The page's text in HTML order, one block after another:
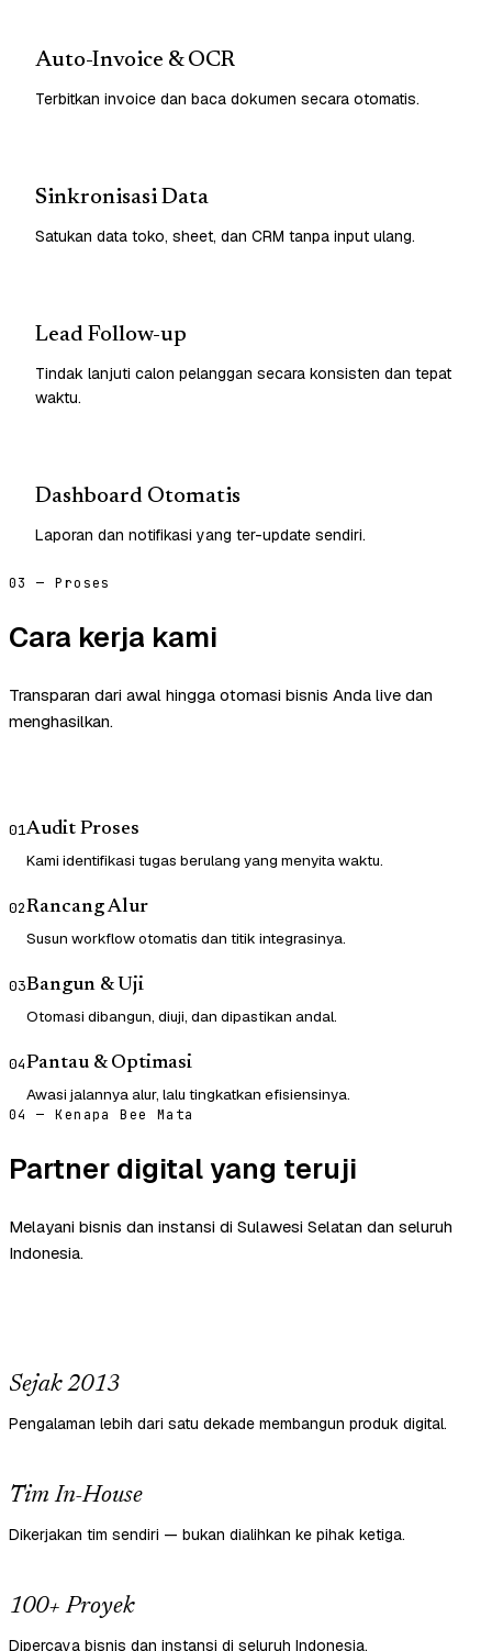
Auto-Invoice & OCR
Terbitkan invoice dan baca dokumen secara otomatis.
Sinkronisasi Data
Satukan data toko, sheet, dan CRM tanpa input ulang.
Lead Follow-up
Tindak lanjuti calon pelanggan secara konsisten dan tepat
waktu.
Dashboard Otomatis
Laporan dan notifikasi yang ter-update sendiri.
03 — Proses
Cara kerja kami
Transparan dari awal hingga otomasi bisnis Anda live dan
menghasilkan.
01Audit Proses
Kami identifikasi tugas berulang yang menyita waktu.
02Rancang Alur
Susun workflow otomatis dan titik integrasinya.
03Bangun & Uji
Otomasi dibangun, diuji, dan dipastikan andal.
04Pantau & Optimasi
Awasi jalannya alur, lalu tingkatkan efisiensinya.
04 — Kenapa Bee Mata
Partner digital yang teruji
Melayani bisnis dan instansi di Sulawesi Selatan dan seluruh
Indonesia.
Sejak 2013
Pengalaman lebih dari satu dekade membangun produk digital.
Tim In-House
Dikerjakan tim sendiri — bukan dialihkan ke pihak ketiga.
100+ Proyek
Dipercaya bisnis dan instansi di seluruh Indonesia.